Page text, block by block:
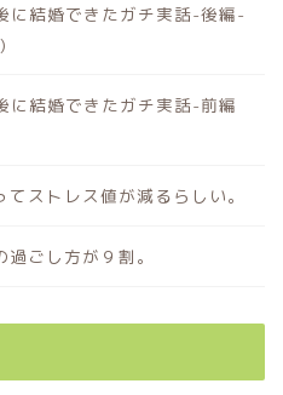
に結婚できたガチ実話-後編-
に結婚できたガチ実話-前編
ストレス値が減るらしい。
ごし方が９割。